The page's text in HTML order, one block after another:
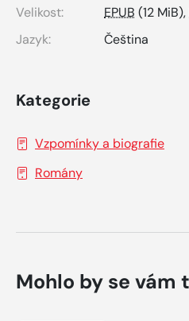
Velikost:
EPUB (12 MiB),
Jazyk:
Čeština
Kategorie
Vzpomínky a biografie
Romány
Mohlo by se vám